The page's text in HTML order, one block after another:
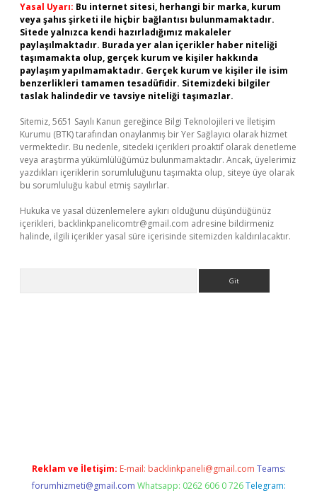
Yasal Uyarı: Bu internet sitesi, herhangi bir marka, kurum
veya şahıs şirketi ile hiçbir bağlantısı bulunmamaktadır.
Sitede yalnızca kendi hazırladığımız makaleler
paylaşılmaktadır. Burada yer alan içerikler haber niteliği
taşımamakta olup, gerçek kurum ve kişiler hakkında
paylaşım yapılmamaktadır. Gerçek kurum ve kişiler ile isim
benzerlikleri tamamen tesadüfidir. Sitemizdeki bilgiler
taslak halindedir ve tavsiye niteliği taşımazlar.
Sitemiz, 5651 Sayılı Kanun gereğince Bilgi Teknolojileri ve İletişim
Kurumu (BTK) tarafından onaylanmış bir Yer Sağlayıcı olarak hizmet
vermektedir. Bu nedenle, sitedeki içerikleri proaktif olarak denetleme
veya araştırma yükümlülüğümüz bulunmamaktadır. Ancak, üyelerimiz
yazdıkları içeriklerin sorumluluğunu taşımakta olup, siteye üye olarak
bu sorumluluğu kabul etmiş sayılırlar.
Hukuka ve yasal düzenlemelere aykırı olduğunu düşündüğünüz
içerikleri, backlinkpanelicomtr@gmail.com adresine bildirmeniz
halinde, ilgili içerikler yasal süre içerisinde sitemizden kaldırılacaktır.
Reklam ve İletişim: E-mail: backlinkpaneli@gmail.com Teams:
forumhizmeti@gmail.com Whatsapp: 0262 606 0 726 Telegram: